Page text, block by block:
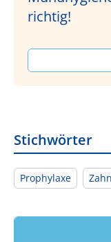
richtig!
Stichwörter
Prophylaxe